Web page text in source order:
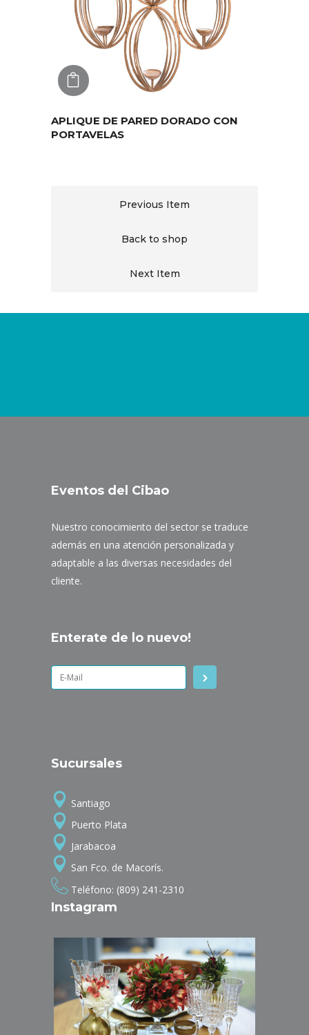
AGREGAR
APLIQUE DE PARED DORADO CON
PORTAVELAS
Previous Item
Back to shop
Next Item
Eventos del Cibao
Nuestro conocimiento del sector se traduce
además en una atención personalizada y
adaptable a las diversas necesidades del
cliente.
Enterate de lo nuevo!
Sucursales
Santiago
Puerto Plata
Jarabacoa
San Fco. de Macorís.
Teléfono: (809) 241-2310
Instagram